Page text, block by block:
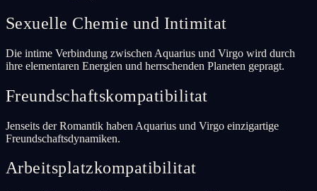
Sexuelle Chemie und Intimitat
Die intime Verbindung zwischen Aquarius und Virgo wird durch
ihre elementaren Energien und herrschenden Planeten gepragt.
Freundschaftskompatibilitat
Jenseits der Romantik haben Aquarius und Virgo einzigartige
Freundschaftsdynamiken.
Arbeitsplatzkompatibilitat